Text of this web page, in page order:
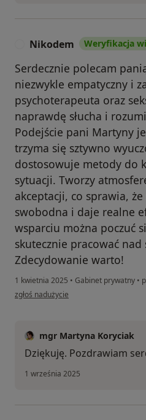
Nikodem Weryfikacja
Serdecznie polecam
niezwykle empatyczny i
psychoterapeuta oraz
naprawdę słucha i
Podejście pani Martyny
trzyma się sztywno
dostosowuje metody do
sytuacji. Tworzy
akceptacji, co sprawia,
swobodna i daje realne
wsparciu można poczuć
skutecznie pracować
Zdecydowanie warto!
1 kwietnia 2025 • Gabinet prywatny •
w opinii użytkownika Nikodem
zgłoś nadużycie
mgr Martyna Koryciak
Dziękuję. Pozdrawiam
1 września 2025